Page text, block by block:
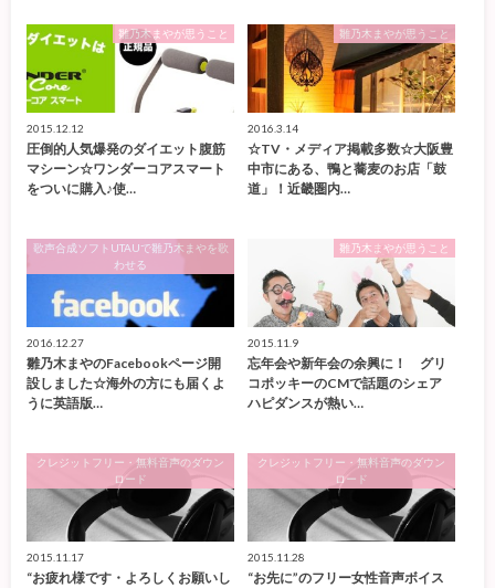
雛乃木まやが思うこと
2015.12.12
圧倒的人気爆発のダイエット腹筋
マシーン☆ワンダーコアスマート
をついに購入♪使…
雛乃木まやが思うこと
2016.3.14
☆TV・メディア掲載多数☆大阪豊
中市にある、鴨と蕎麦のお店「鼓
道」！近畿圏内…
歌声合成ソフトUTAUで雛乃木まやを歌
わせる
2016.12.27
雛乃木まやのFacebookページ開
設しました☆海外の方にも届くよ
うに英語版…
雛乃木まやが思うこと
2015.11.9
忘年会や新年会の余興に！ グリ
コポッキーのCMで話題のシェア
ハピダンスが熱い…
クレジットフリー・無料音声のダウン
ロード
2015.11.17
“お疲れ様です・よろしくお願いし
クレジットフリー・無料音声のダウン
ロード
2015.11.28
“お先に”のフリー女性音声ボイス